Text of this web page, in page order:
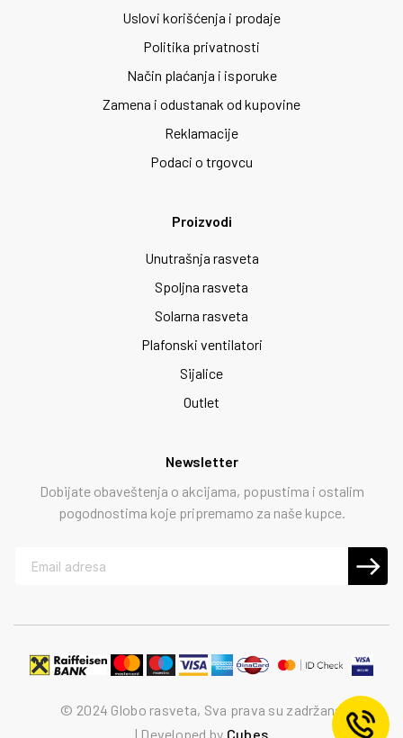
Uslovi korišćenja i prodaje
Politika privatnosti
Način plaćanja i isporuke
Zamena i odustanak od kupovine
Reklamacije
Podaci o trgovcu
Proizvodi
Unutrašnja rasveta
Spoljna rasveta
Solarna rasveta
Plafonski ventilatori
Sijalice
Outlet
Newsletter
Dobijate obaveštenja o akcijama, popustima i ostalim
pogodnostima koje pripremamo za naše kupce.
© 2024 Globo rasveta, Sva prava su zadržana
Developed by Cubes